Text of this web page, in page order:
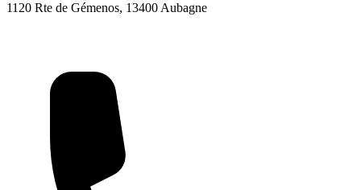
1120 Rte de Gémenos, 13400 Aubagne